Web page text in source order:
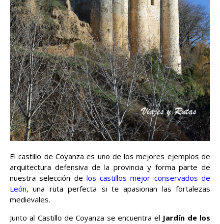
El castillo de Coyanza es uno de los mejores ejemplos de
arquitectura defensiva de la provincia y forma parte de
nuestra selección de los castillos mejor conservados de
León, una ruta perfecta si te apasionan las fortalezas
medievales.
Junto al Castillo de Coyanza se encuentra el Jardín de los